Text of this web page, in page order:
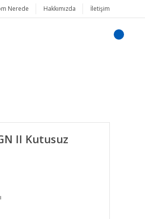
Nerede Hakkımızda İletişim
II Kutusuz